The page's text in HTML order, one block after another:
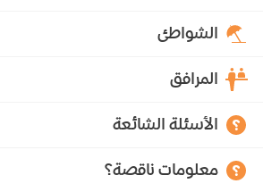
الشواطئ
المرافق
الأسئلة الشائعة
معلومات ناقصة؟